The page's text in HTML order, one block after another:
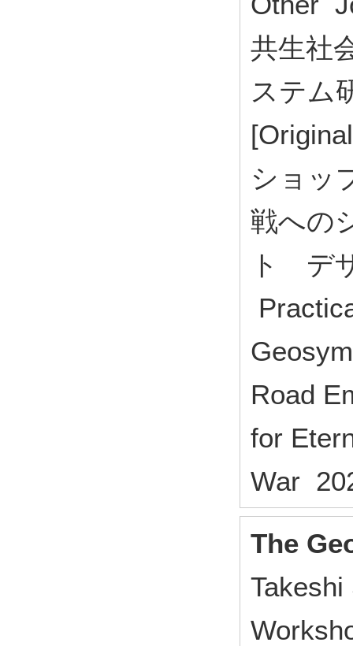
共生社
ステム
ショッ
戦への
ト デ
Road
for
War
The